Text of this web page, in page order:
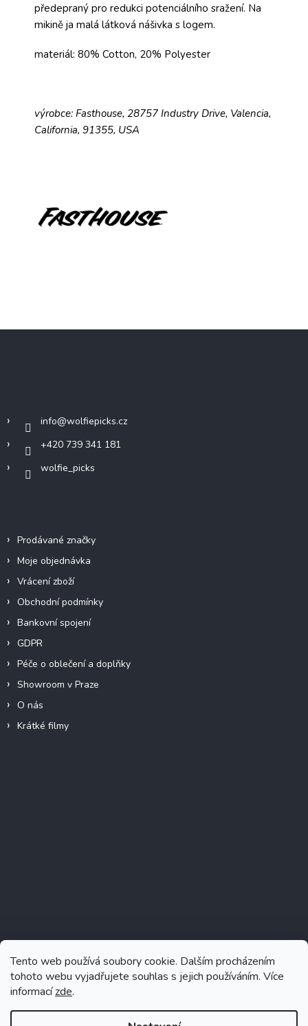
Tento web používá soubory cookie. Dalším procházením
tohoto webu vyjadřujete souhlas s jejich používáním. Více
informacízde.
předepraný pro redukci potenciálního sražení. Na
mikině ja malá látková nášivka s logem.
materiál: 80% Cotton, 20% Polyester
výrobce: Fasthouse, 28757 Industry Drive, Valencia,
California, 91355, USA
info@wolfiepicks.cz
+420 739 341 181
wolfie_picks
Prodávané značky
Moje objednávka
Vrácení zboží
Obchodní podmínky
Bankovní spojení
GDPR
Péče o oblečení a doplňky
Showroom v Praze
O nás
Krátké filmy
Sledovat na Instagramu